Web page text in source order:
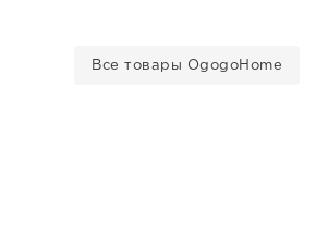
Все товары OgogoHome